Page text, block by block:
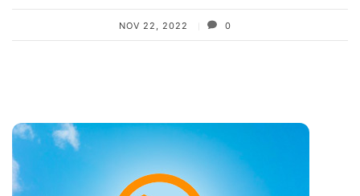
NOV 22, 2022 0